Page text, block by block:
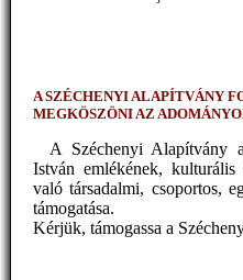
A SZÉCHENYI ALAPÍTVÁNY
MEGKÖSZÖNI AZ
A Széchenyi Alapítvány
István emlékének, kulturális
való társadalmi, csoportos,
támogatása.
Kérjük, támogassa a